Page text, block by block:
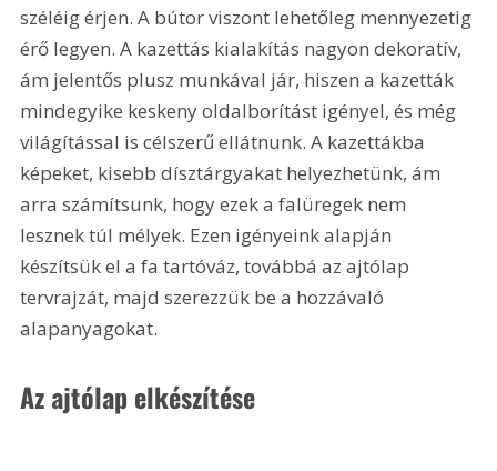
széléig érjen. A bútor viszont lehetőleg mennyezetig
érő legyen. A kazettás kialakítás nagyon dekoratív,
ám jelentős plusz munkával jár, hiszen a kazetták
mindegyike keskeny oldalborítást igényel, és még
világítással is célszerű ellátnunk. A kazettákba
képeket, kisebb dísztárgyakat helyezhetünk, ám
arra számítsunk, hogy ezek a falüregek nem
lesznek túl mélyek. Ezen igényeink alapján
készítsük el a fa tartóváz, továbbá az ajtólap
tervrajzát, majd szerezzük be a hozzávaló
alapanyagokat.
Az ajtólap elkészítése